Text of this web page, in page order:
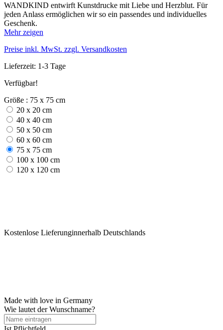
WANDKIND entwirft Kunstdrucke mit Liebe und Herzblut. Für
jeden Anlass ermöglichen wir so ein passendes und individuelles
Geschenk.
Mehr zeigen
Preise inkl. MwSt. zzgl. Versandkosten
Lieferzeit: 1-3 Tage
Verfügbar!
Größe : 75 x 75 cm
20 x 20 cm
40 x 40 cm
50 x 50 cm
60 x 60 cm
75 x 75 cm
100 x 100 cm
120 x 120 cm
Kostenlose Lieferunginnerhalb Deutschlands
Made with love in Germany
Wie lautet der Wunschname?